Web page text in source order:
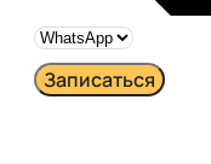
Записаться